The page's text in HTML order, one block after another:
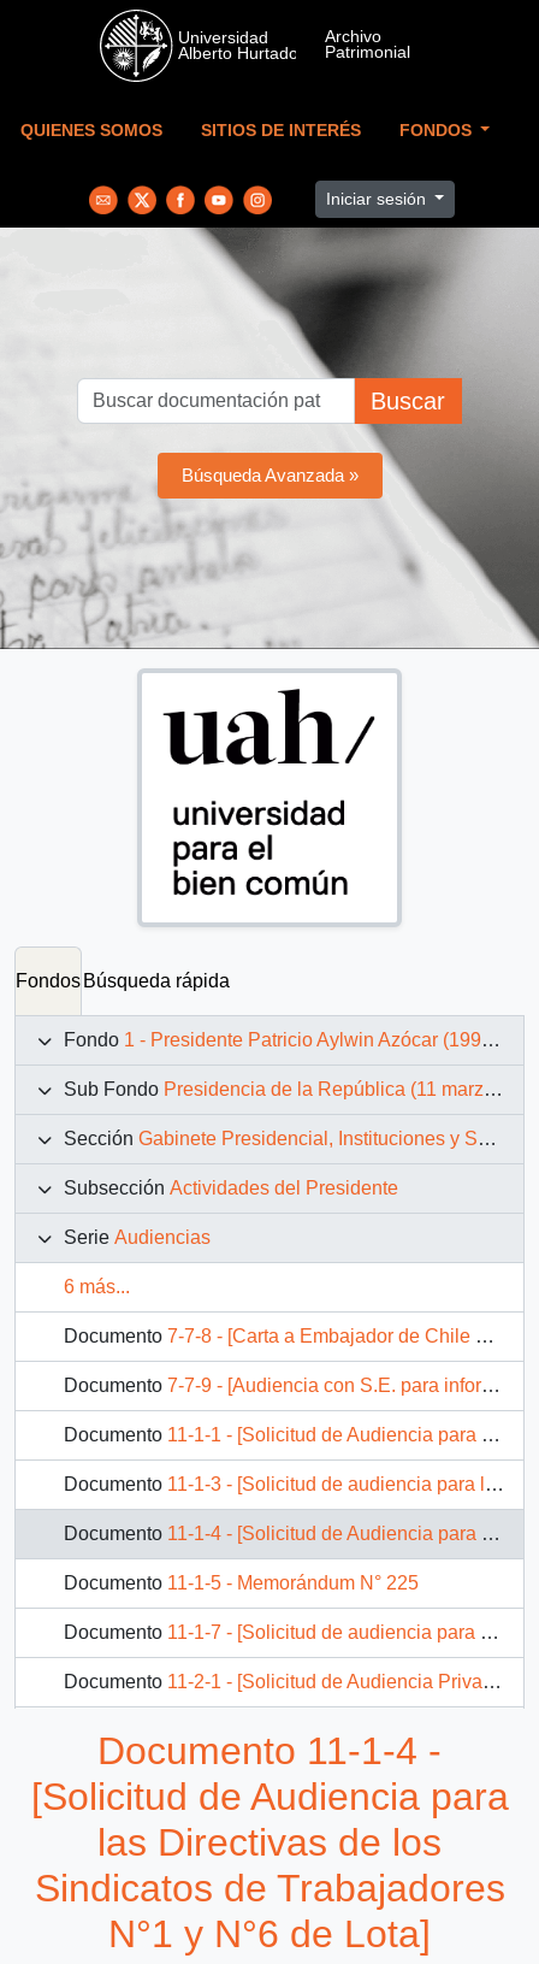
Skip to main content
QUIENES SOMOS SITIOS DE INTERÉS FONDOS
Iniciar sesión
Buscar
Búsqueda Avanzada »
Fondos Búsqueda rápida
Fondo 1 - Presidente Patricio Aylwin Azócar (1990-1994)
Sub Fondo Presidencia de la República (11 marzo 1990 – 11 marzo 1994)
Sección Gabinete Presidencial, Instituciones y Servicios
Subsección Actividades del Presidente
Serie Audiencias
6 más...
Documento 7-7-8 - [Carta a Embajador de Chile en España para informar audiencia con el Presidente de la República de don Juan Carlos Rodríguez, Presidente de la Junta de Extremadura]
Documento 7-7-9 - [Audiencia con S.E. para informarle del Programa "Santiago ¿Cómo vamos?
Documento 11-1-1 - [Solicitud de Audiencia para la Corporación de Ayuda al Limitado Visual.]
Documento 11-1-3 - [Solicitud de audiencia para la Juridicción de Caciques de Cuinco provincia de Osorno]
Documento 11-1-4 - [Solicitud de Audiencia para las Directivas de los Sindicatos de Trabajadores N°1 y N°6 de Lota]
Documento 11-1-5 - Memorándum N° 225
Documento 11-1-7 - [Solicitud de audiencia para el Presidente del Parlamento de Croacia]
Documento 11-2-1 - [Solicitud de Audiencia Privada para el Núcleo Demócrata -Cristiano del Servicio de Tesorerías.]
327 más...
Documento 11-1-4 -
[Solicitud de Audiencia para
las Directivas de los
Sindicatos de Trabajadores
N°1 y N°6 de Lota]